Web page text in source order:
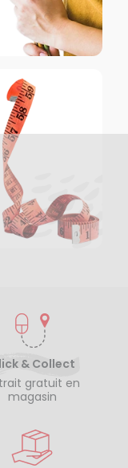
& Collect
gratuit en
magasin